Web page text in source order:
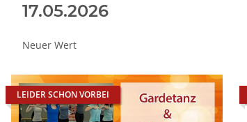
17.05.2026
Neuer Wert
LEIDER SCHON VORBEI